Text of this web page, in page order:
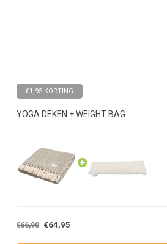
€1,95 KORTING
YOGA DEKEN + WEIGHT BAG
€66,90 €64,95